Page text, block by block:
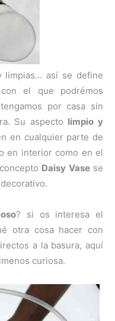
limpias… así se define
el que podrémos
por casa sin
Su aspecto limpio y
en cualquier parte de
en interior como en el
Daisy Vasese
? si os interesa el
otra cosa hacer con
a la basura, aquí
curiosa.